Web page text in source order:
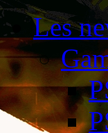
Les